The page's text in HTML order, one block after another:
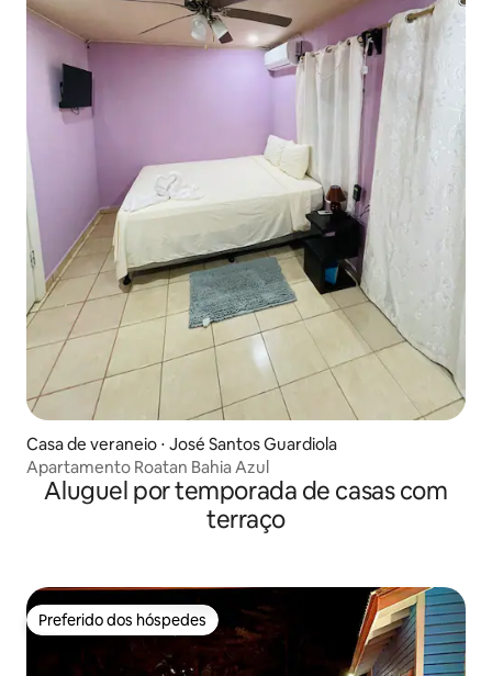
Casa de veraneio ⋅ José Santos Guardiola
Apartamento Roatan Bahia Azul
Aluguel por temporada de casas com
terraço
Preferido dos hóspedes
Preferido dos hóspedes